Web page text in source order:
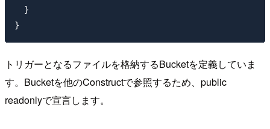
  }
トリガーとなるファイルを格納するBucketを定義していま
す。Bucketを他のConstructで参照するため、public
readonlyで宣言します。